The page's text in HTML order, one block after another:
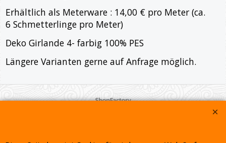
Erhältlich als Meterware : 14,00 € pro Meter (ca.
6 Schmetterlinge pro Meter)
Deko Girlande 4- farbig 100% PES
Längere Varianten gerne auf Anfrage möglich.
WebShop erstellt mit ShopFactory Shop Software.